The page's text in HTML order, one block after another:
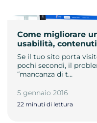
Come migliorare
usabilità,
Se il tuo sito porta
pochi secondi, il
“mancanza di t…
5 gennaio 2016
22 minuti di lettura